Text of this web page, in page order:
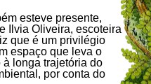
esteve presente,
Ilvia Oliveira, escoteira
que é um privilégio
espaço que leva o
longa trajetória do
por conta do